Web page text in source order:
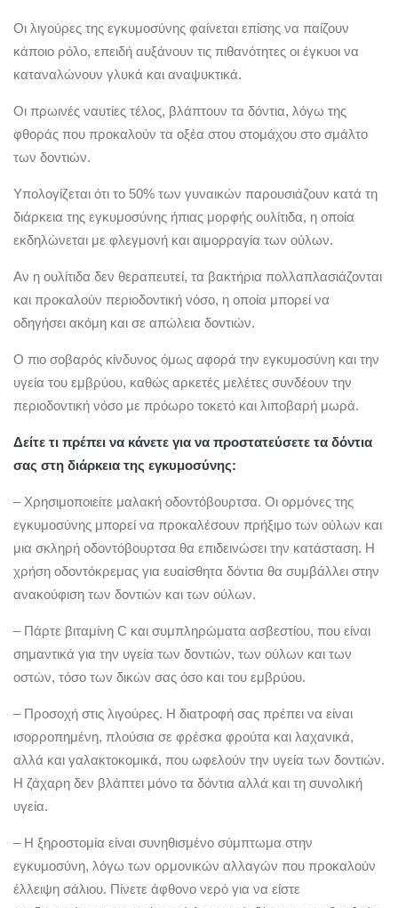
Οι λιγούρες της εγκυμοσύνης φαίνεται επίσης να παίζουν
κάποιο ρόλο, επειδή αυξάνουν τις πιθανότητες οι έγκυοι να
καταναλώνουν γλυκά και αναψυκτικά.
Οι πρωινές ναυτίες τέλος, βλάπτουν τα δόντια, λόγω της
φθοράς που προκαλούν τα οξέα στου στομάχου στο σμάλτο
των δοντιών.
Υπολογίζεται ότι το 50% των γυναικών παρουσιάζουν κατά τη
διάρκεια της εγκυμοσύνης ήπιας μορφής ουλίτιδα, η οποία
εκδηλώνεται με φλεγμονή και αιμορραγία των ούλων.
Αν η ουλίτιδα δεν θεραπευτεί, τα βακτήρια πολλαπλασιάζονται
και προκαλούν περιοδοντική νόσο, η οποία μπορεί να
οδηγήσει ακόμη και σε απώλεια δοντιών.
Ο πιο σοβαρός κίνδυνος όμως αφορά την εγκυμοσύνη και την
υγεία του εμβρύου, καθώς αρκετές μελέτες συνδέουν την
περιοδοντική νόσο με πρόωρο τοκετό και λιποβαρή μωρά.
Δείτε τι πρέπει να κάνετε για να προστατεύσετε τα δόντια
σας στη διάρκεια της εγκυμοσύνης:
– Χρησιμοποιείτε μαλακή οδοντόβουρτσα. Οι ορμόνες της
εγκυμοσύνης μπορεί να προκαλέσουν πρήξιμο των ούλων και
μια σκληρή οδοντόβουρτσα θα επιδεινώσει την κατάσταση. Η
χρήση οδοντόκρεμας για ευαίσθητα δόντια θα συμβάλλει στην
ανακούφιση των δοντιών και των ούλων.
– Πάρτε βιταμίνη C και συμπληρώματα ασβεστίου, που είναι
σημαντικά για την υγεία των δοντιών, των ούλων και των
οστών, τόσο των δικών σας όσο και του εμβρύου.
– Προσοχή στις λιγούρες. Η διατροφή σας πρέπει να είναι
ισορροπημένη, πλούσια σε φρέσκα φρούτα και λαχανικά,
αλλά και γαλακτοκομικά, που ωφελούν την υγεία των δοντιών.
Η ζάχαρη δεν βλάπτει μόνο τα δόντια αλλά και τη συνολική
υγεία.
– Η ξηροστομία είναι συνηθισμένο σύμπτωμα στην
εγκυμοσύνη, λόγω των ορμονικών αλλαγών που προκαλούν
έλλειψη σάλιου. Πίνετε άφθονο νερό για να είστε